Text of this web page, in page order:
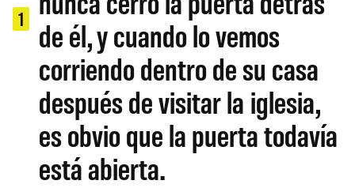
1
de él, y cuando lo vemos
corriendo dentro de su casa
después de visitar la iglesia,
es obvio que la puerta todavía
está abierta.